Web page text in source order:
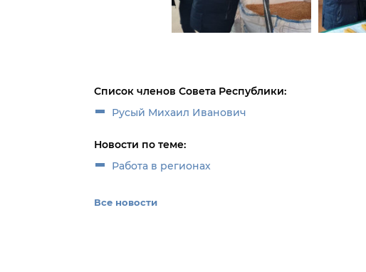
Список членов Совета Республики:
Русый Михаил Иванович
Новости по теме:
Работа в регионах
Все новости